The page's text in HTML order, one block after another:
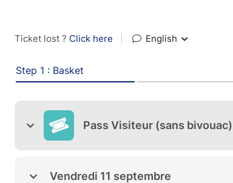
Ticket lost ? Click here English
Step 1 : Basket
Pass Visiteur (sans bivouac)
Vendredi 11 septembre